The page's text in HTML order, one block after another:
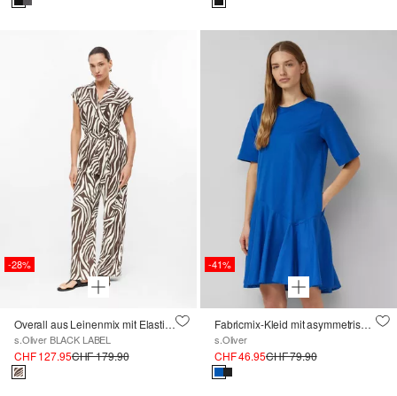
-28%
Overall aus Leinenmix mit Elastikbund
s.Oliver BLACK LABEL
CHF 127.95CHF 179.90
-41%
Fabricmix-Kleid mit asymmetrischer Naht
s.Oliver
CHF 46.95CHF 79.90